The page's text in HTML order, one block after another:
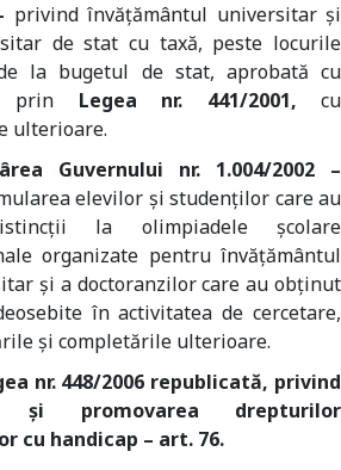
privind învățământul universitar și
de stat cu taxă, peste locurile
la bugetul de stat, aprobată cu
prin Legea nr. 441/2001,cu
ulterioare.
Guvernului nr. 1.004/2002 –
elevilor și studenților care au
la olimpiadele școlare
organizate pentru învățământul
și a doctoranzilor care au obținut
în activitatea de cercetare,
și completările ulterioare.
nr. 448/2006 republicată, privind
și promovarea drepturilor
cu handicap – art. 76.